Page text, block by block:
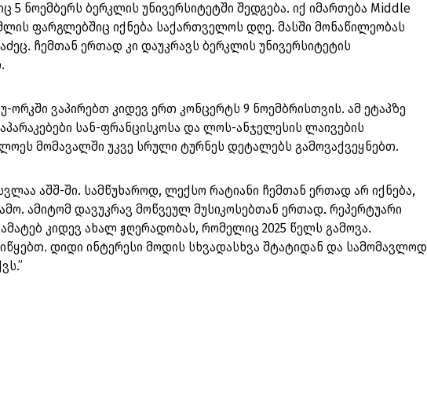
5 ნოემბერს ბერკლის უნივერსიტეტში შედგება. იქ იმართება Middle
ფარგლებშიც იქნება საქართველოს დღე. მასში მონაწილეობას
ჩემთან ერთად კი დაუკრავს ბერკლის უნივერსიტეტის
ორკში ვაპირებთ კიდევ ერთ კონცერტს 9 ნოემბრისთვის. ამ ეტაპზე
სან-ფრანცისკოსა და ლოს-ანჯელესის ლაივების
მომავალში უკვე სრული ტურნეს დეტალებს გამოვაქვეყნებთ.
აშშ-ში. სამწუხაროდ, ლექსო რატიანი ჩემთან ერთად არ იქნება,
ამიტომ დავუკრავ მოწვეულ მუსიკოსებთან ერთად. რეპერტუარი
კიდევ ახალ ჟღერადობას, რომელიც 2025 წელს გამოვა.
დიდი ინტერესი მოდის სხვადასხვა შტატიდან და სამომავლოდ